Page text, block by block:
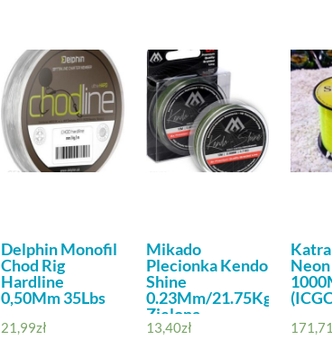
Delphin Monofil
Chod Rig
Hardline
0,50Mm 35Lbs
21,99zł
Mikado
Plecionka Kendo
Shine
0.23Mm/21.75Kg/10M
Zielona
13,40zł 171,71